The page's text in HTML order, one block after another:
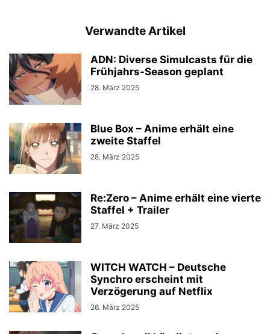
Verwandte Artikel
ADN: Diverse Simulcasts für die
Frühjahrs-Season geplant
28. März 2025
Blue Box – Anime erhält eine
zweite Staffel
28. März 2025
Re:Zero – Anime erhält eine vierte
Staffel + Trailer
27. März 2025
WITCH WATCH – Deutsche
Synchro erscheint mit
Verzögerung auf Netflix
26. März 2025